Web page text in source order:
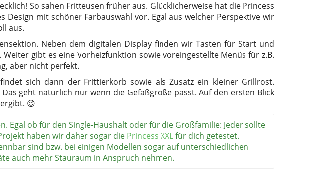
So sahen Fritteusen früher aus. Glücklicherweise hat die Princess
mit schöner Farbauswahl vor. Egal aus welcher Perspektive wir
aus.
Neben dem digitalen Display finden wir Tasten für Start und
gibt es eine Vorheizfunktion sowie voreingestellte Menüs für z.B.
aber nicht perfekt.
sich dann der Frittierkorb sowie als Zusatz ein kleiner Grillrost.
geht natürlich nur wenn die Gefäßgröße passt. Auf den ersten Blick
😉
ob für den Single-Haushalt oder für die Großfamilie: Jeder sollte
haben wir daher sogar die Princess XXLfür dich getestet.
sind bzw. bei einigen Modellen sogar auf unterschiedlichen
auch mehr Stauraum in Anspruch nehmen.